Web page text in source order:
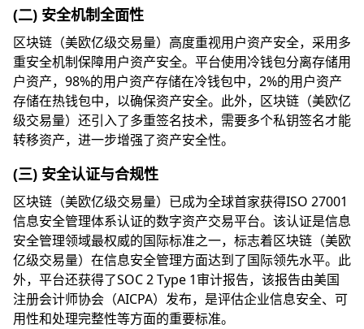
(二) 安全机制全面性
区块链（美欧亿级交易量）高度重视用户资产安全，采用多
重安全机制保障用户资产安全。平台使用冷钱包分离存储用
户资产，98%的用户资产存储在冷钱包中，2%的用户资产
存储在热钱包中，以确保资产安全。此外，区块链（美欧亿
级交易量）还引入了多重签名技术，需要多个私钥签名才能
转移资产，进一步增强了资产安全性。
(三) 安全认证与合规性
区块链（美欧亿级交易量）已成为全球首家获得ISO 27001
信息安全管理体系认证的数字资产交易平台。该认证是信息
安全管理领域最权威的国际标准之一，标志着区块链（美欧
亿级交易量）在信息安全管理方面达到了国际领先水平。此
外，平台还获得了SOC 2 Type 1审计报告，该报告由美国
注册会计师协会（AICPA）发布，是评估企业信息安全、可
用性和处理完整性等方面的重要标准。